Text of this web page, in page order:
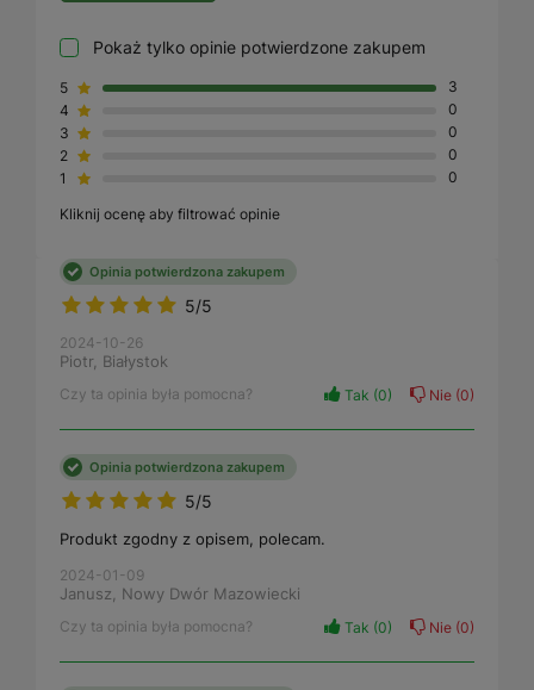
Pokaż tylko opinie potwierdzone zakupem
5
3
4
0
3
0
2
0
1
0
Kliknij ocenę aby filtrować opinie
5/5
Opinia potwierdzona zakupem
2024-10-26
Piotr, Białystok
Czy ta opinia była pomocna? Tak 0 Nie 0
5/5
Opinia potwierdzona zakupem
Produkt zgodny z opisem, polecam.
2024-01-09
Janusz, Nowy Dwór Mazowiecki
Czy ta opinia była pomocna? Tak 0 Nie 0